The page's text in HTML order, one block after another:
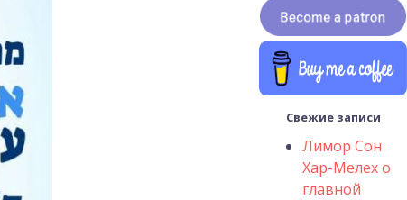
Свежие записи
Лимор Сон
Хар-Мелех о
главной